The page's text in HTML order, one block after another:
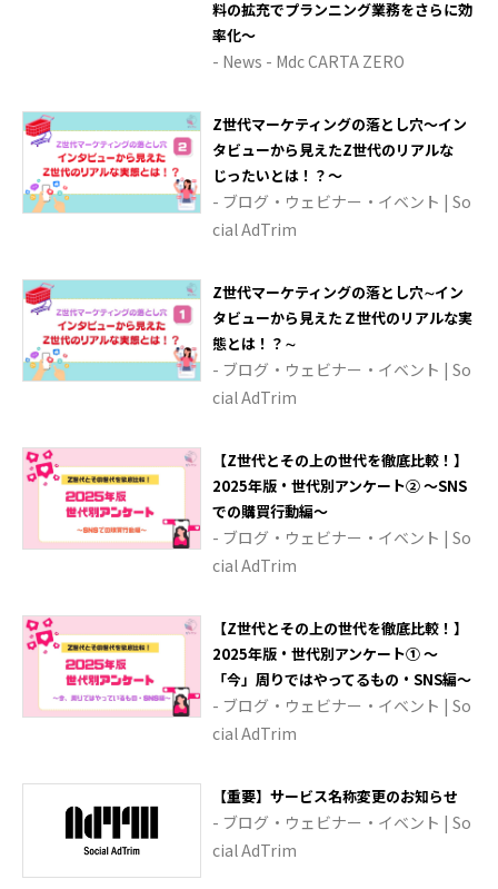
料の拡充でプランニング業務をさらに効
率化～
- News - Mdc CARTA ZERO
Z世代マーケティングの落とし穴～イン
タビューから見えたZ世代のリアルな
じったいとは！？～
- ブログ・ウェビナー・イベント | So
cial AdTrim
Z世代マーケティングの落とし穴∼イン
タビューから見えたＺ世代のリアルな実
態とは！？∼
- ブログ・ウェビナー・イベント | So
cial AdTrim
【Z世代とその上の世代を徹底比較！】
2025年版・世代別アンケート② ～SNS
での購買行動編～
- ブログ・ウェビナー・イベント | So
cial AdTrim
【Z世代とその上の世代を徹底比較！】
2025年版・世代別アンケート① ～
「今」周りではやってるもの・SNS編～
- ブログ・ウェビナー・イベント | So
cial AdTrim
【重要】サービス名称変更のお知らせ
- ブログ・ウェビナー・イベント | So
cial AdTrim